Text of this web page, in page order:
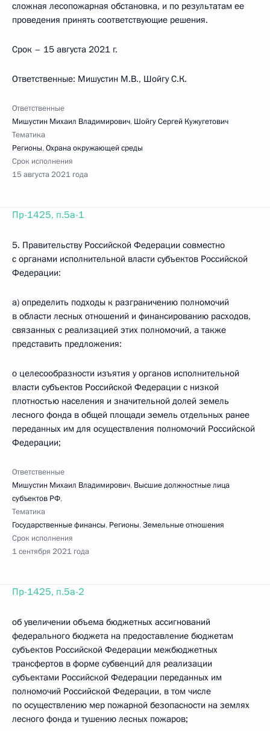
сложная лесопожарная обстановка, и по результатам ее
проведения принять соответствующие решения.
Срок – 15 августа 2021 г.
Ответственные: Мишустин М.В., Шойгу С.К.
Ответственные
Мишустин Михаил Владимирович, Шойгу Сергей Кужугетович
Тематика
Регионы,Охрана окружающей среды
Срок исполнения
15 августа 2021 года
Пр-1425, п.5а-1
5. Правительству Российской Федерации совместно
с органами исполнительной власти субъектов Российской
Федерации:
а) определить подходы к разграничению полномочий
в области лесных отношений и финансированию расходов,
связанных с реализацией этих полномочий, а также
представить предложения:
о целесообразности изъятия у органов исполнительной
власти субъектов Российской Федерации с низкой
плотностью населения и значительной долей земель
лесного фонда в общей площади земель отдельных ранее
переданных им для осуществления полномочий Российской
Федерации;
Ответственные
Мишустин Михаил Владимирович, Высшие должностные лица
субъектов РФ,
Тематика
Государственные финансы, Регионы,Земельные отношения
Срок исполнения
1 сентября 2021 года
Пр-1425, п.5а-2
об увеличении объема бюджетных ассигнований
федерального бюджета на предоставление бюджетам
субъектов Российской Федерации межбюджетных
трансфертов в форме субвенций для реализации
субъектами Российской Федерации переданных им
полномочий Российской Федерации, в том числе
по осуществлению мер пожарной безопасности на землях
лесного фонда и тушению лесных пожаров;